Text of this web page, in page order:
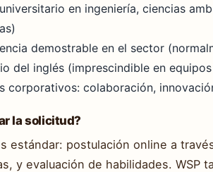
en ingeniería, ciencias
demostrable en el sector
del inglés (imprescindible en
corporativos: colaboración,
la solicitud?
estándar: postulación online a
y evaluación de habilidades. WSP